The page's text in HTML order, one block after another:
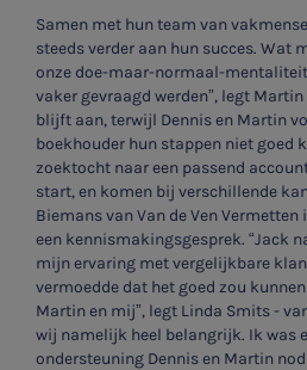
Samen met hun team van
steeds verder aan hun succes. Wat
onze doe-maar-normaal-
vaker gevraagd werden”, legt
blijft aan, terwijl Dennis en Martin
boekhouder hun stappen niet goed
zoektocht naar een passend
start, en komen bij verschillende
Biemans van Van de Ven
een kennismakingsgesprek. “Jack
mijn ervaring met vergelijkbare
vermoedde dat het goed zou
Martin en mij”, legt Linda Smits -
wij namelijk heel belangrijk. Ik was
ondersteuning Dennis en Martin